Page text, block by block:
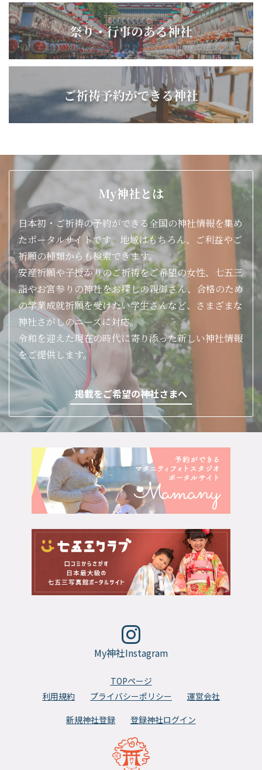
My神社とは
日本初・ご祈祷の予約ができる全国の神社情報を集め
たポータルサイトです。地域はもちろん、ご利益やご
祈願の種類からも検索できます。
安産祈願や子授かりのご祈祷をご希望の女性、七五三
詣やお宮参りの神社をお探しの親御さん、合格のため
の学業成就祈願を受けたい学生さんなど、さまざまな
神社さがしのニーズに対応。
令和を迎えた現在の時代に寄り添った新しい神社情報
をご提供します。
掲載をご希望の神社さまへ
My神社Instagram
TOPページ
利用規約
プライバシーポリシー
運営会社
新規神社登録
登録神社ログイン